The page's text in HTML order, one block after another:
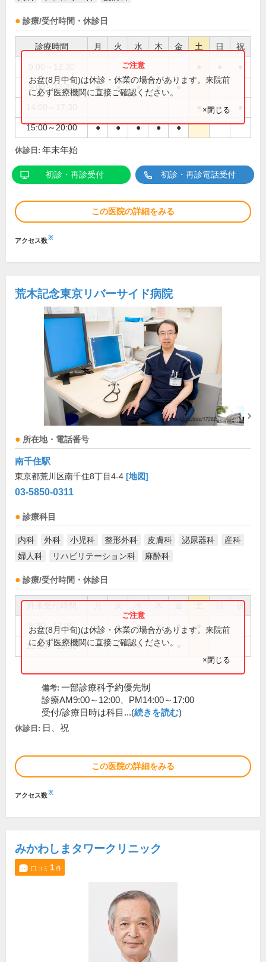
診療/受付時間・休診日
診療時間 月 火 水 木 金 土 日 祝
9:00～13:30 ● ● ● ● ●
●
15:00～20:00 ● ● ● ● ●
お盆(8月中旬)は休診・休業の場合があります。来院前
に必ず医療機関に直接ご確認ください。
×閉じる
休診日: 年末年始
初診・再診受付 初診・再診電話受付
この医院の詳細をみる
アクセス数※
荒木記念東京リバーサイド病院
所在地・電話番号
南千住駅
東京都荒川区南千住8丁目4-4 [地図]
03-5850-0311
診療科目
内科 外科 小児科 整形外科 皮膚科 泌尿器科
産科
婦人科
リハビリテーション科 麻酔科
診療/受付時間・休診日
祝
8:30～11:30 ● ● ● ● ●
13:30～16:30 ● ● ● ●
お盆(8月中旬)は休診・休業の場合があります。来院前
に必ず医療機関に直接ご確認ください。
×閉じる
備考: 一部診療科予約優先制
診療AM9:00～12:00、PM14:00～17:00
受付/診療日時は科目...(続きを読む)
休診日: 日、祝
この医院の詳細をみる
アクセス数※
みかわしまタワークリニック
口コミ 1件